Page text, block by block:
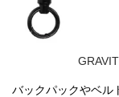
バックパックやベル